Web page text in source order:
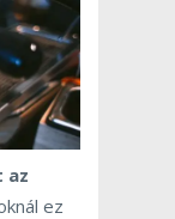
az
ez